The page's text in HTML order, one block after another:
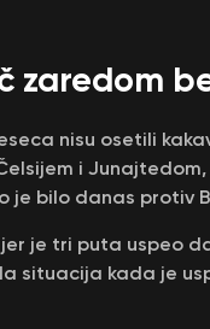
zaredom
nisu osetili
i
je bilo danas protiv
je tri puta uspeo
situacija kada je